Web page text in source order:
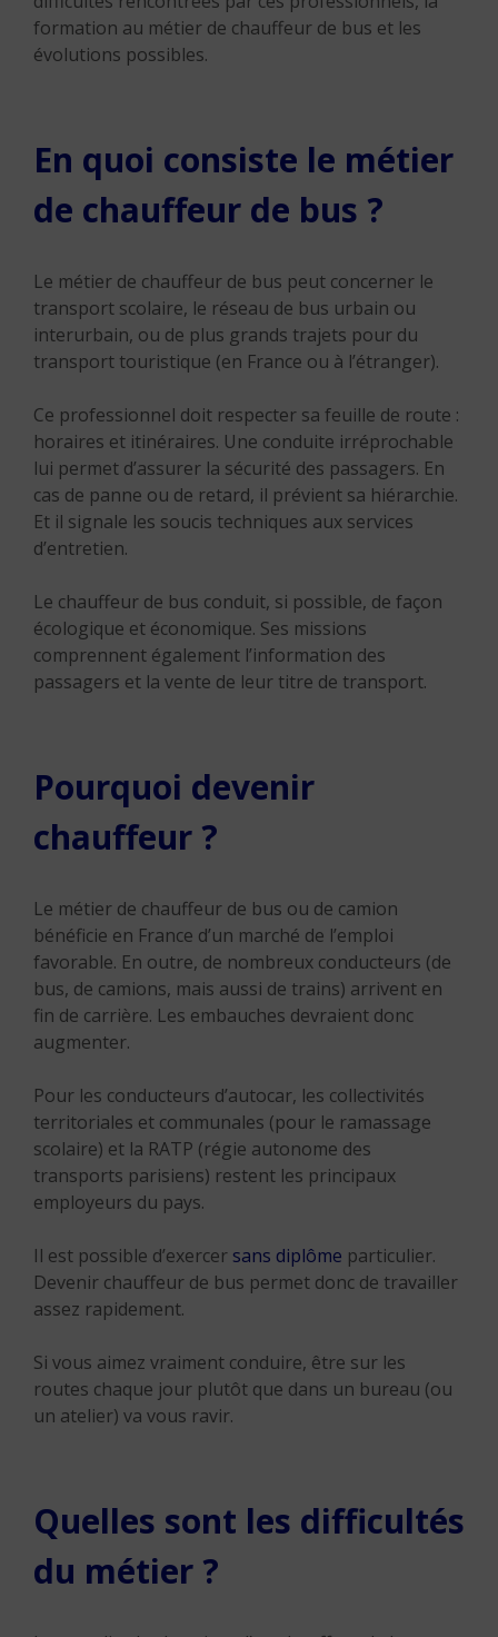
formation au métier de chauffeur de bus et les
évolutions possibles.
En quoi consiste le métier
de chauffeur de bus ?
Le métier de chauffeur de bus peut concerner le
transport scolaire, le réseau de bus urbain ou
interurbain, ou de plus grands trajets pour du
transport touristique (en France ou à l’étranger).
Ce professionnel doit respecter sa feuille de route :
horaires et itinéraires. Une conduite irréprochable
lui permet d’assurer la sécurité des passagers. En
cas de panne ou de retard, il prévient sa hiérarchie.
Et il signale les soucis techniques aux services
d’entretien.
Le chauffeur de bus conduit, si possible, de façon
écologique et économique. Ses missions
comprennent également l’information des
passagers et la vente de leur titre de transport.
Pourquoi devenir
chauffeur ?
Le métier de chauffeur de bus ou de camion
bénéficie en France d’un marché de l’emploi
favorable. En outre, de nombreux conducteurs (de
bus, de camions, mais aussi de trains) arrivent en
fin de carrière. Les embauches devraient donc
augmenter.
Pour les conducteurs d’autocar, les collectivités
territoriales et communales (pour le ramassage
scolaire) et la RATP (régie autonome des
transports parisiens) restent les principaux
employeurs du pays.
Il est possible d’exercer sans diplôme particulier.
Devenir chauffeur de bus permet donc de travailler
assez rapidement.
Si vous aimez vraiment conduire, être sur les
routes chaque jour plutôt que dans un bureau (ou
un atelier) va vous ravir.
Quelles sont les difficultés
du métier ?